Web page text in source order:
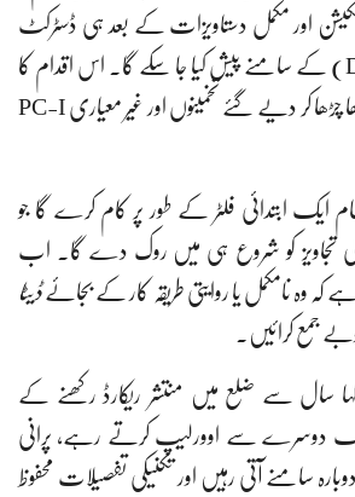
اور مکمل دستاویزات کے بعد ہی ڈسٹرکٹ
ڈویلپمنٹ کمیٹی (DDC) کے سامنے پیش کیا جا سکے گا۔ اس اقدام کا
مقصد سکیموں کی تکرار، بڑھا چڑھا کر دیے گئے تخمینوں اور غیر معیاری PC-I
ایک ابتدائی فلٹر کے طور پر کام کرے گا جو
کی تجاویز کو شروع ہی میں روک دے گا۔ اب
کہ وہ نامکمل یا روایتی طریقہ کار کے بجائےڈیٹا
جمع کرائیں۔
سال سے ضلع میں منتشر ریکارڈ رکھنے کے
دوسرے سے اوورلیپ کرتے رہے، پرانی
سامنے آتی رہیں اور تکنیکی تفصیلات محفوظ